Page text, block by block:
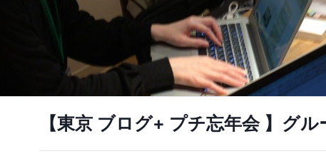
【東京 ブログ+ プチ忘年会 】グ